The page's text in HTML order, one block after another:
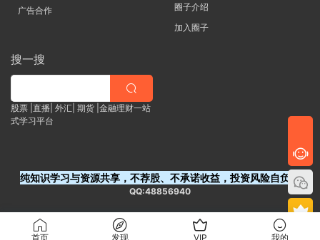
广告合作
圈子介绍
加入圈子
搜一搜
股票 |直播| 外汇| 期货 |金融理财一站
式学习平台
纯知识学习与资源共享，不荐股、不承诺收益，投资风险自负。
QQ:48856940
首页 发现 VIP 我的